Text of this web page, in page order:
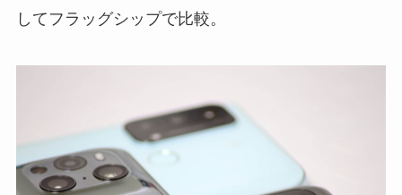
してフラッグシップで比較。